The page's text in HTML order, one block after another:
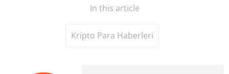
In this article
Kripto Para Haberleri